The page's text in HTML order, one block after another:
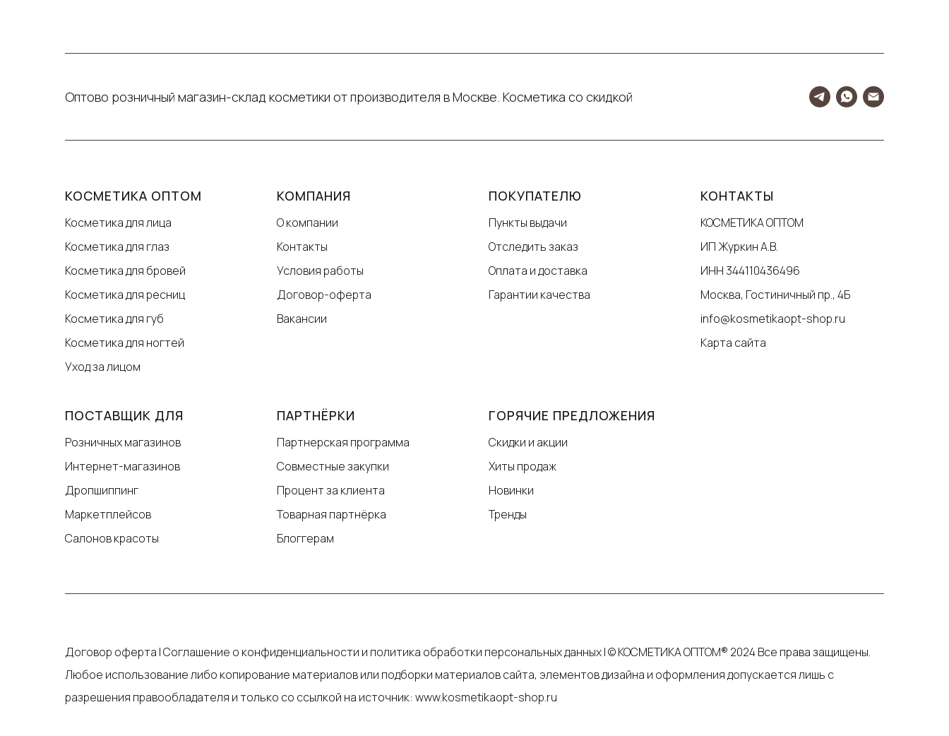
Оптово розничный магазин-склад косметики от производителя в Москве. Косметика со скидкой
КОСМЕТИКА ОПТОМ
Косметика для лица
Косметика для глаз
Косметика для бровей
Косметика для ресниц
Косметика для губ
Косметика для ногтей
Уход за лицом
КОМПАНИЯ
О компании
Контакты
Условия работы
Договор-оферта
Вакансии
ПОКУПАТЕЛЮ
Пункты выдачи
Отследить заказ
Оплата и доставка
Гарантии качества
КОНТАКТЫ
КОСМЕТИКА ОПТОМ
ИП Журкин А.В.
ИНН 344110436496
Москва, Гостиничный пр., 4Б
info@kosmetikaopt-shop.ru
Карта сайта
ПОСТАВЩИК ДЛЯ
Розничных магазинов
Интернет-магазинов
Дропшиппинг
Маркетплейсов
Салонов красоты
ПАРТНЁРКИ
Партнерская программа
Совместные закупки
Процент за клиента
Товарная партнёрка
Блоггерам
ГОРЯЧИЕ ПРЕДЛОЖЕНИЯ
Скидки и акции
Хиты продаж
Новинки
Тренды
Договор оферта |Соглашение о конфиденциальности и политика обработки персональных данных|© КОСМЕТИКА ОПТОМ® 2024 Все права защищены.
Любое использование либо копирование материалов или подборки материалов сайта, элементов дизайна и оформления допускается лишь с
разрешения правообладателя и только со ссылкой на источник: www.kosmetikaopt-shop.ru